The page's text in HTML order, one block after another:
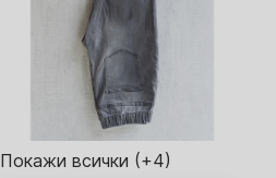
Покажи всички (+4)